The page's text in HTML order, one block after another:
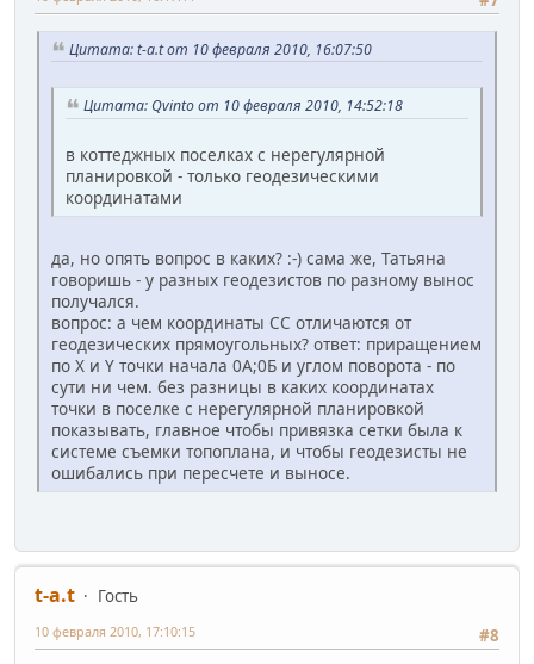
Цитата: t-a.t от 10 февраля 2010, 16:07:50
Цитата: Qvinto от 10 февраля 2010, 14:52:18
в коттеджных поселках с нерегулярной
планировкой - только геодезическими
координатами
да, но опять вопрос в каких? :-) сама же, Татьяна
говоришь - у разных геодезистов по разному вынос
получался.
вопрос: а чем координаты СС отличаются от
геодезических прямоугольных? ответ: приращением
по X и Y точки начала 0А;0Б и углом поворота - по
сути ни чем. без разницы в каких координатах
точки в поселке с нерегулярной планировкой
показывать, главное чтобы привязка сетки была к
системе съемки топоплана, и чтобы геодезисты не
ошибались при пересчете и выносе.
t-a.t
Гость
#8
10 февраля 2010, 17:10:15